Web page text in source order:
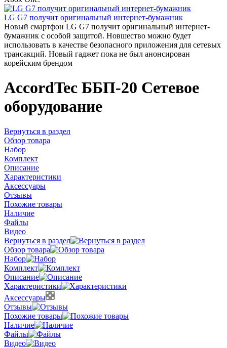
LG G7 получит оригинальный интернет-бумажник
Новый смартфон LG G7 получит оригинальный интернет-
бумажник с особой защитой. Новшество можно будет
использовать в качестве безопасного приложения для сетевых
трансакций. Новый гаджет пока не был анонсирован
корейским брендом
AccordTec ББП-20 Сетевое
оборудование
Вернуться в раздел
Обзор товара
Набор
Комплект
Описание
Характеристики
Аксессуары
Отзывы
Похожие товары
Наличие
Файлы
Видео
Вернуться в раздел
Обзор товара
Набор
Комплект
Описание
Характеристики
Аксессуары
Отзывы
Похожие товары
Наличие
Файлы
Видео